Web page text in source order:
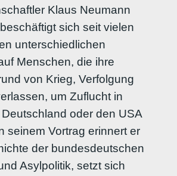
Klaus Neumann
sich seit vielen
unterschiedlichen
Menschen, die ihre
von Krieg, Verfolgung
um Zuflucht in
oder den USA
seinem Vortrag erinnert er
der bundesdeutschen
Asylpolitik, setzt sich